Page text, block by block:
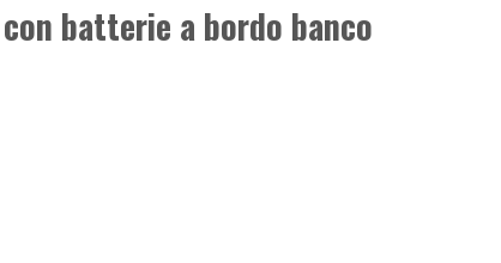
batterie a bordo banco